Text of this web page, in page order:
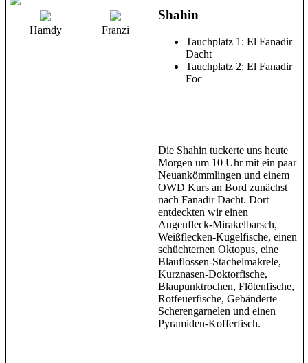
Hamdy Franzi
Shahin
Tauchplatz 1: El Fanadir
Dacht
Tauchplatz 2: El Fanadir
Foc
Die Shahin tuckerte uns heute
Morgen um 10 Uhr mit ein paar
Neuankömmlingen und einem
OWD Kurs an Bord zunächst
nach Fanadir Dacht. Dort
entdeckten wir einen
Augenfleck-Mirakelbarsch,
Weißflecken-Kugelfische, einen
schüchternen Oktopus, eine
Blauflossen-Stachelmakrele,
Kurznasen-Doktorfische,
Blaupunktrochen, Flötenfische,
Rotfeuerfische, Gebänderte
Scherengarnelen und einen
Pyramiden-Kofferfisch.